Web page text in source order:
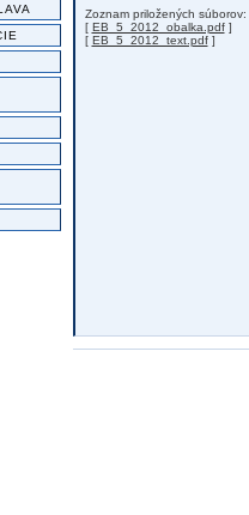
Zoznam priložených súborov:
[ EB_5_2012_obalka.pdf]
[ EB_5_2012_text.pdf]